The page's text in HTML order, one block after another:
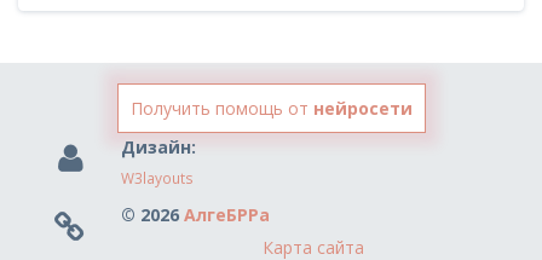
Получить помощь от нейросети
Дизайн:
W3layouts
© 2026 АлгеБРРа
Карта сайта